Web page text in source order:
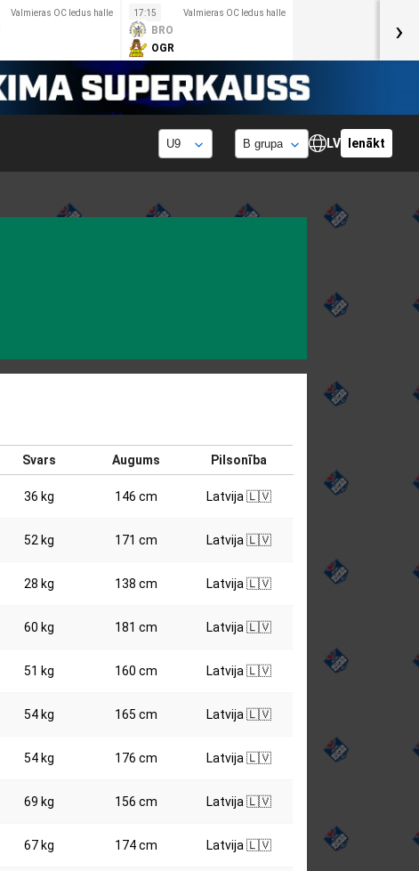
Valmieras OC ledus halle 17:15 Valmieras OC ledus halle
BRO
OGR
›
LV Ienākt
Svars Augums Pilsonība
36 kg 146 cm Latvija 🇱🇻
52 kg 171 cm Latvija 🇱🇻
28 kg 138 cm Latvija 🇱🇻
60 kg 181 cm Latvija 🇱🇻
51 kg 160 cm Latvija 🇱🇻
54 kg 165 cm Latvija 🇱🇻
54 kg 176 cm Latvija 🇱🇻
69 kg 156 cm Latvija 🇱🇻
67 kg 174 cm Latvija 🇱🇻